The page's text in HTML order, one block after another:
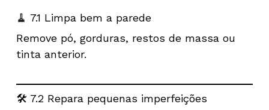
🧹 7.1 Limpa bem a parede
Remove pó, gorduras, restos de massa ou
tinta anterior.
🛠️ 7.2 Repara pequenas imperfeições